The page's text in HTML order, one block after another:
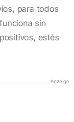
para todos
sin
estés
Anzeige